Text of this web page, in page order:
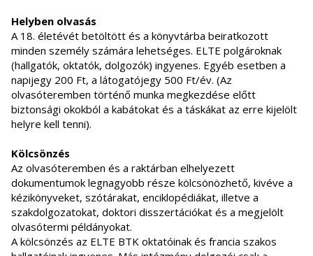
Helyben olvasás
A 18. életévét betöltött és a könyvtárba beiratkozott
minden személy számára lehetséges. ELTE polgároknak
(hallgatók, oktatók, dolgozók) ingyenes. Egyéb esetben a
napijegy 200 Ft, a látogatójegy 500 Ft/év. (Az
olvasóteremben történő munka megkezdése előtt
biztonsági okokból a kabátokat és a táskákat az erre kijelölt
helyre kell tenni).
Kölcsönzés
Az olvasóteremben és a raktárban elhelyezett
dokumentumok legnagyobb része kölcsönözhető, kivéve a
kézikönyveket, szótárakat, enciklopédiákat, illetve a
szakdolgozatokat, doktori disszertációkat és a megjelölt
olvasótermi példányokat.
A kölcsönzés az ELTE BTK oktatóinak és francia szakos